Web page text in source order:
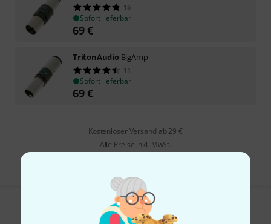
15
Sofort lieferbar
69€
TritonAudio BigAmp
11
Sofort lieferbar
69€
Kostenloser Versand ab 29 €
Alle Preise inkl. MwSt.
Gefällt Ihnen, was Sie sehen?